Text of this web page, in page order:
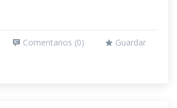
Comentarios (0) Guardar